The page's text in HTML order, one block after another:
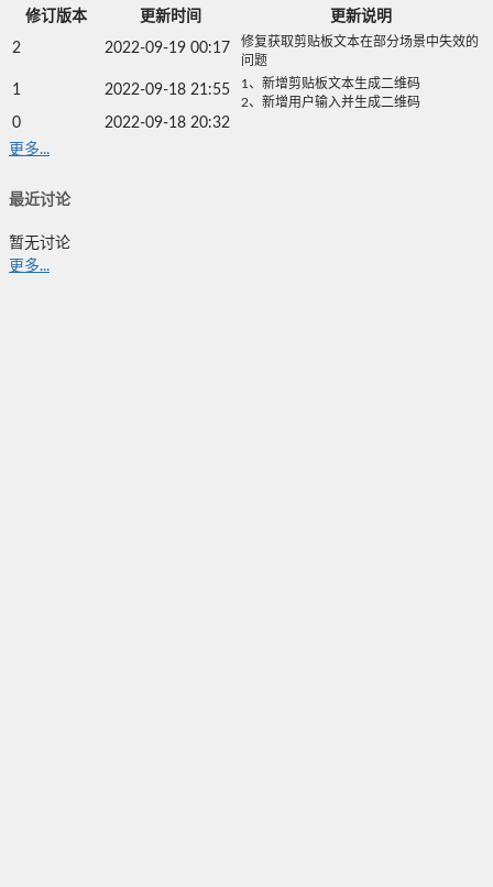
修订版本 更新时间 更新说明
2 2022-09-19 00:17
修复获取剪贴板文本在部分场景中失效的
问题
1 2022-09-18 21:55
1、新增剪贴板文本生成二维码
2、新增用户输入并生成二维码
0
2022-09-18 20:32
更多...
最近讨论
暂无讨论
更多...